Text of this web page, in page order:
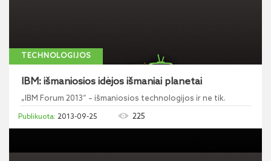
TECHNOLOGIJOS
IBM: išmaniosios idėjos išmaniai planetai
„IBM Forum 2013“ – išmaniosios technologijos ir ne tik.
2013-09-25 225